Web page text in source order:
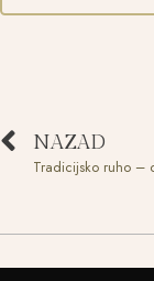
NAZAD